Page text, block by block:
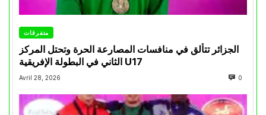
متفرقات
الجزائر تتألق في منافسات المصارعة الحرة وتحتل المركز
الثاني في البطولة الإفريقية U17
Avril 28, 2026 0